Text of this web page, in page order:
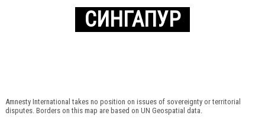
СИНГАПУР
Amnesty International takes no position on issues of sovereignty or territorial
disputes. Borders on this map are based on UN Geospatial data.